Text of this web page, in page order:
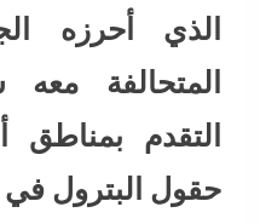
الذي أحرزه
المتحالفة
التقدم بمناطق
حقول البترول